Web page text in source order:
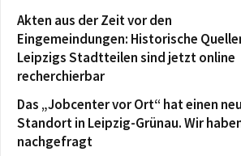
Akten aus der Zeit vor den
Eingemeindungen: Historische
Leipzigs Stadtteilen sind jetzt online
recherchierbar
Das „Jobcenter vor Ort“ hat einen
Standort in Leipzig-Grünau. Wir
nachgefragt